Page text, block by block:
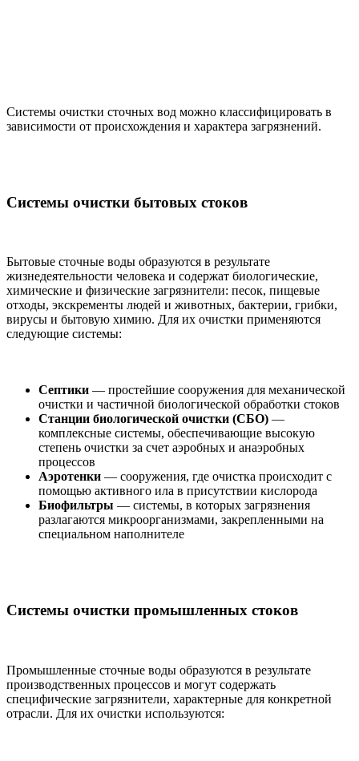
Системы очистки сточных вод можно классифицировать в
зависимости от происхождения и характера загрязнений.
Системы очистки бытовых стоков
Бытовые сточные воды образуются в результате
жизнедеятельности человека и содержат биологические,
химические и физические загрязнители: песок, пищевые
отходы, экскременты людей и животных, бактерии, грибки,
вирусы и бытовую химию. Для их очистки применяются
следующие системы:
Септики — простейшие сооружения для механической
очистки и частичной биологической обработки стоков
Станции биологической очистки (СБО) —
комплексные системы, обеспечивающие высокую
степень очистки за счет аэробных и анаэробных
процессов
Аэротенки — сооружения, где очистка происходит с
помощью активного ила в присутствии кислорода
Биофильтры — системы, в которых загрязнения
разлагаются микроорганизмами, закрепленными на
специальном наполнителе
Системы очистки промышленных стоков
Промышленные сточные воды образуются в результате
производственных процессов и могут содержать
специфические загрязнители, характерные для конкретной
отрасли. Для их очистки используются: